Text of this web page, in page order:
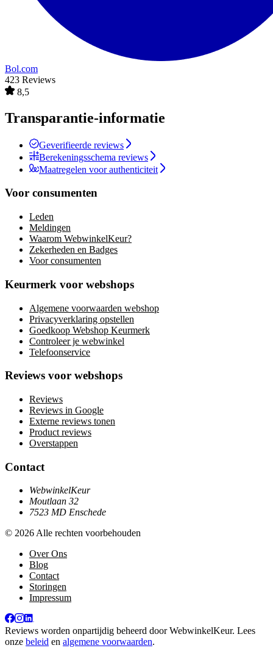
Bol.com
423 Reviews
8,5
Transparantie-informatie
Geverifieerde reviews
Berekeningsschema reviews
Maatregelen voor authenticiteit
Voor consumenten
Leden
Meldingen
Waarom WebwinkelKeur?
Zekerheden en Badges
Voor consumenten
Keurmerk voor webshops
Algemene voorwaarden webshop
Privacyverklaring opstellen
Goedkoop Webshop Keurmerk
Controleer je webwinkel
Telefoonservice
Reviews voor webshops
Reviews
Reviews in Google
Externe reviews tonen
Product reviews
Overstappen
Contact
WebwinkelKeur
Moutlaan 32
7523 MD Enschede
© 2026 Alle rechten voorbehouden
Over Ons
Blog
Contact
Storingen
Impressum
Reviews worden onpartijdig beheerd doorWebwinkelKeur. Lees
onze beleid en algemene voorwaarden.